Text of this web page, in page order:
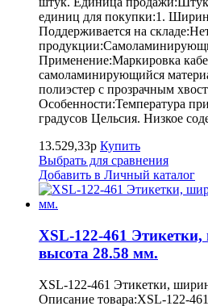
единиц для покупки:1.
Поддерживается на
Применение:Маркировка
самоламинирующийся
полиэстер с прозрачным
Особенности:Температура
градусов Цельсия. Низкое
13.529,33р Купить
Выбрать для сравнения
Добавить в Личный каталог
XSL-122-461
высота 28.58 мм.
XSL-122-461 Этикетки,
Описание товара:XSL-122-